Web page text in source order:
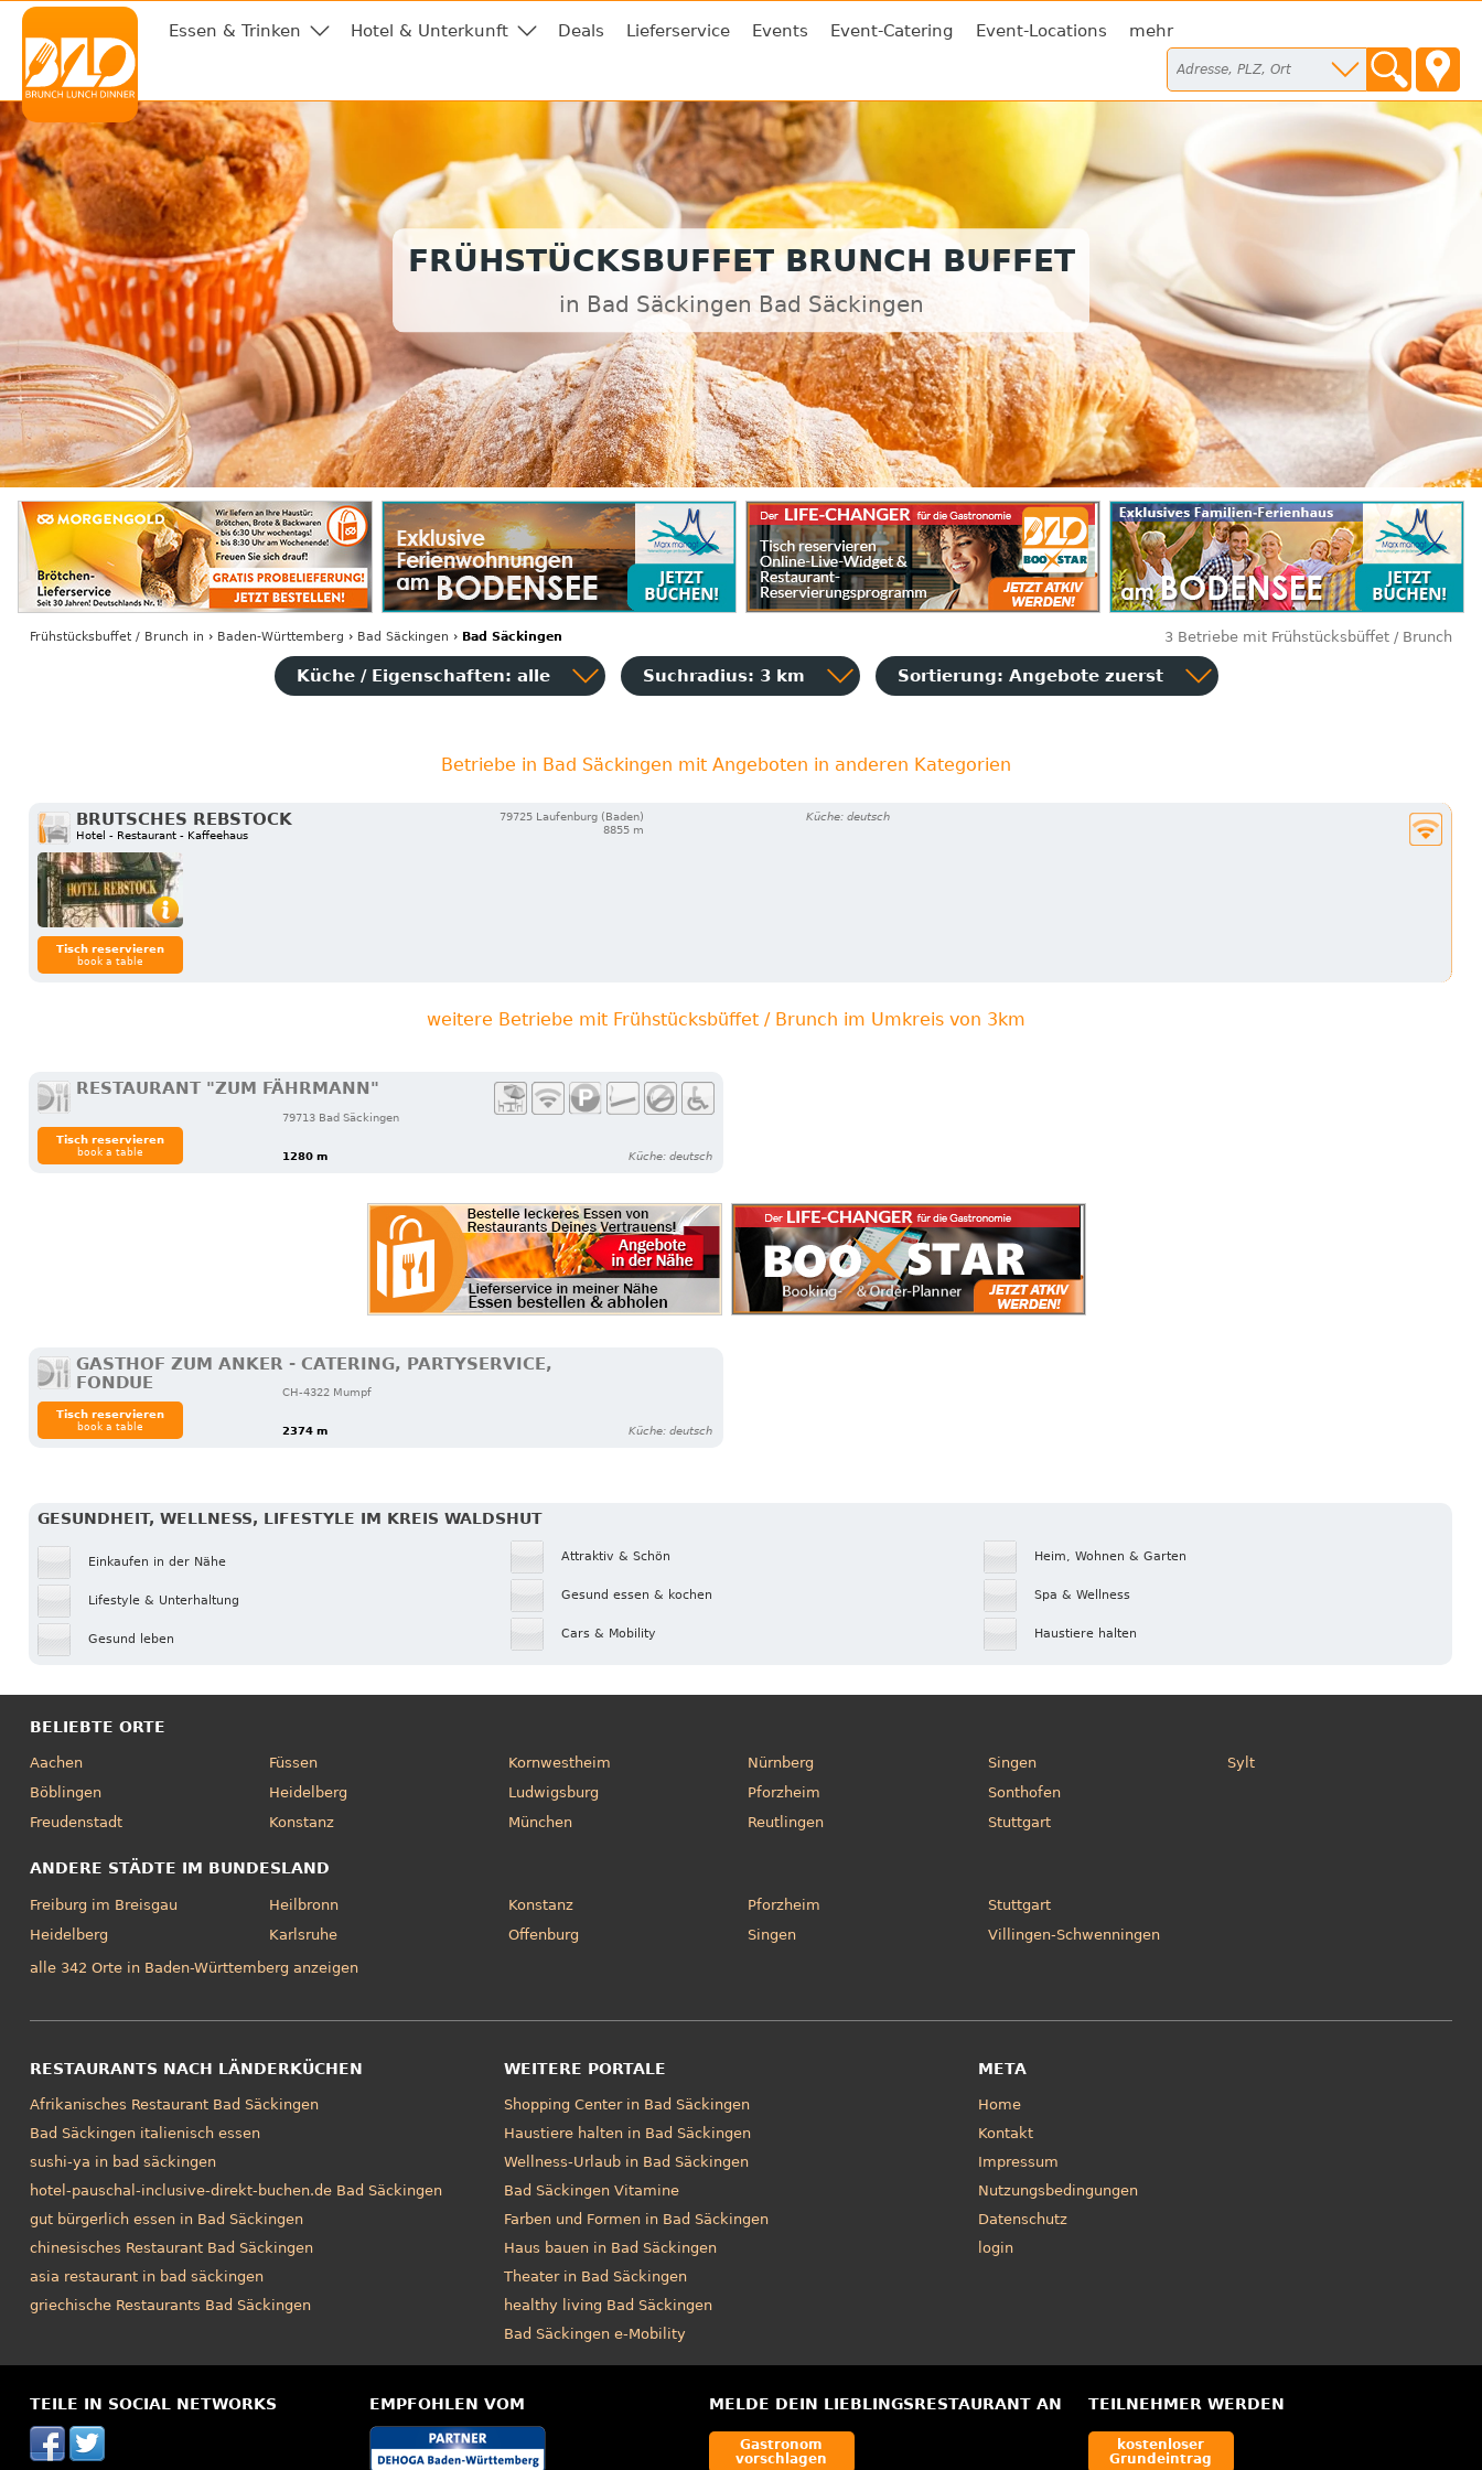
Essen & Trinken Hotel & Unterkunft Deals Lieferservice Events Event-Catering Event-Locations mehr
FRÜHSTÜCKSBUFFET BRUNCH BUFFET
in Bad Säckingen Bad Säckingen
Frühstücksbuffet / Brunch in › Baden-Württemberg › Bad Säckingen › Bad Säckingen 3 Betriebe mit Frühstücksbüffet / Brunch
Küche / Eigenschaften: alle Suchradius: 3 km Sortierung: Angebote zuerst
Betriebe in Bad Säckingen mit Angeboten in anderen Kategorien
BRUTSCHES REBSTOCK
Hotel - Restaurant - Kaffeehaus
79725 Laufenburg (Baden)
8855 m
Küche: deutsch
Tisch reservieren
book a table
weitere Betriebe mit Frühstücksbüffet / Brunch im Umkreis von 3km
RESTAURANT "ZUM FÄHRMANN"
79713 Bad Säckingen
1280 m Küche: deutsch
Tisch reservieren
book a table
GASTHOF ZUM ANKER - CATERING, PARTYSERVICE,
FONDUE
CH-4322 Mumpf
2374 m Küche: deutsch
Tisch reservieren
book a table
GESUNDHEIT, WELLNESS, LIFESTYLE IM KREIS WALDSHUT
Einkaufen in der Nähe
Lifestyle & Unterhaltung
Gesund leben
Attraktiv & Schön
Gesund essen & kochen
Cars & Mobility
Heim, Wohnen & Garten
Spa & Wellness
Haustiere halten
BELIEBTE ORTE
Aachen
Böblingen
Freudenstadt
Füssen
Heidelberg
Konstanz
Kornwestheim
Ludwigsburg
München
Nürnberg
Pforzheim
Reutlingen
Singen
Sonthofen
Stuttgart
Sylt
ANDERE STÄDTE IM BUNDESLAND
Freiburg im Breisgau
Heidelberg
Heilbronn
Karlsruhe
Konstanz
Offenburg
Pforzheim
Singen
Stuttgart
Villingen-Schwenningen
alle 342 Orte in Baden-Württemberg anzeigen
RESTAURANTS NACH LÄNDERKÜCHEN
Afrikanisches Restaurant Bad Säckingen
Bad Säckingen italienisch essen
sushi-ya in bad säckingen
hotel-pauschal-inclusive-direkt-buchen.de Bad Säckingen
gut bürgerlich essen in Bad Säckingen
chinesisches Restaurant Bad Säckingen
asia restaurant in bad säckingen
griechische Restaurants Bad Säckingen
WEITERE PORTALE
Shopping Center in Bad Säckingen
Haustiere halten in Bad Säckingen
Wellness-Urlaub in Bad Säckingen
Bad Säckingen Vitamine
Farben und Formen in Bad Säckingen
Haus bauen in Bad Säckingen
Theater in Bad Säckingen
healthy living Bad Säckingen
Bad Säckingen e-Mobility
META
Home
Kontakt
Impressum
Nutzungsbedingungen
Datenschutz
login
TEILE IN SOCIAL NETWORKS EMPFOHLEN VOM MELDE DEIN LIEBLINGSRESTAURANT AN
Gastronom
vorschlagen
TEILNEHMER WERDEN
kostenloser
Grundeintrag